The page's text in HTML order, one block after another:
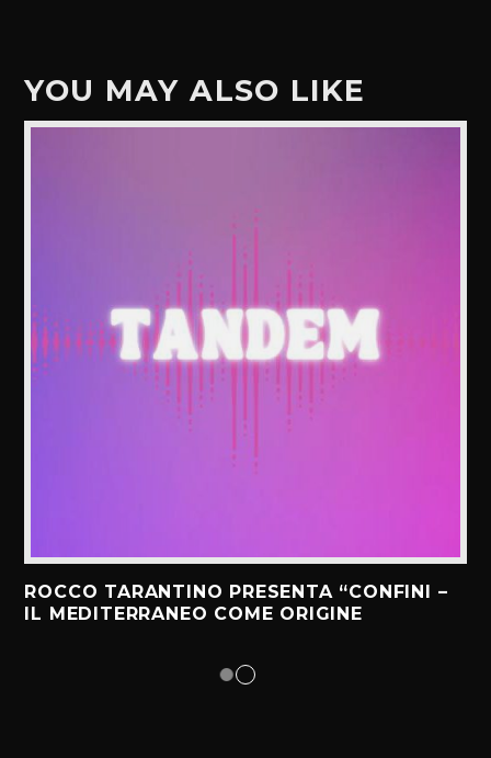
YOU MAY ALSO LIKE
ROCCO TARANTINO PRESENTA “CONFINI –
IL MEDITERRANEO COME ORIGINE